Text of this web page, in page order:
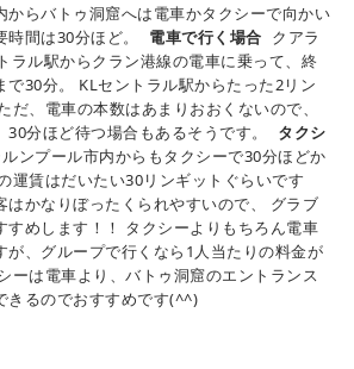
からバトゥ洞窟へは電車かタクシーで向かい
間は30分ほど。
電車で行く場合 クアラ
ラル駅からクラン港線の電車に乗って、終
で30分。 KLセントラル駅からたった2リン
だ、電車の本数はあまりおおくないので、
分ほど待つ場合もあるそうです。
タクシ
ンプール市内からもタクシーで30分ほどか
運賃はだいたい30リンギットぐらいです
はかなりぼったくられやすいので、 グラブ
すめします！！ タクシーよりもちろん電車
が、グループで行くなら1人当たりの料金が
ーは電車より、バトゥ洞窟のエントランス
きるのでおすすめです(^^)